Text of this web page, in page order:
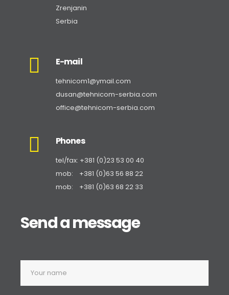
Zrenjanin
Serbia
E-mail
tehnicom1@ymail.com
dusan@tehnicom-serbia.com
office@tehnicom-serbia.com
Phones
tel/fax: +381 (0)23 53 00 40
mob: +381 (0)63 56 88 22
mob: +381 (0)63 68 22 33
Send a message